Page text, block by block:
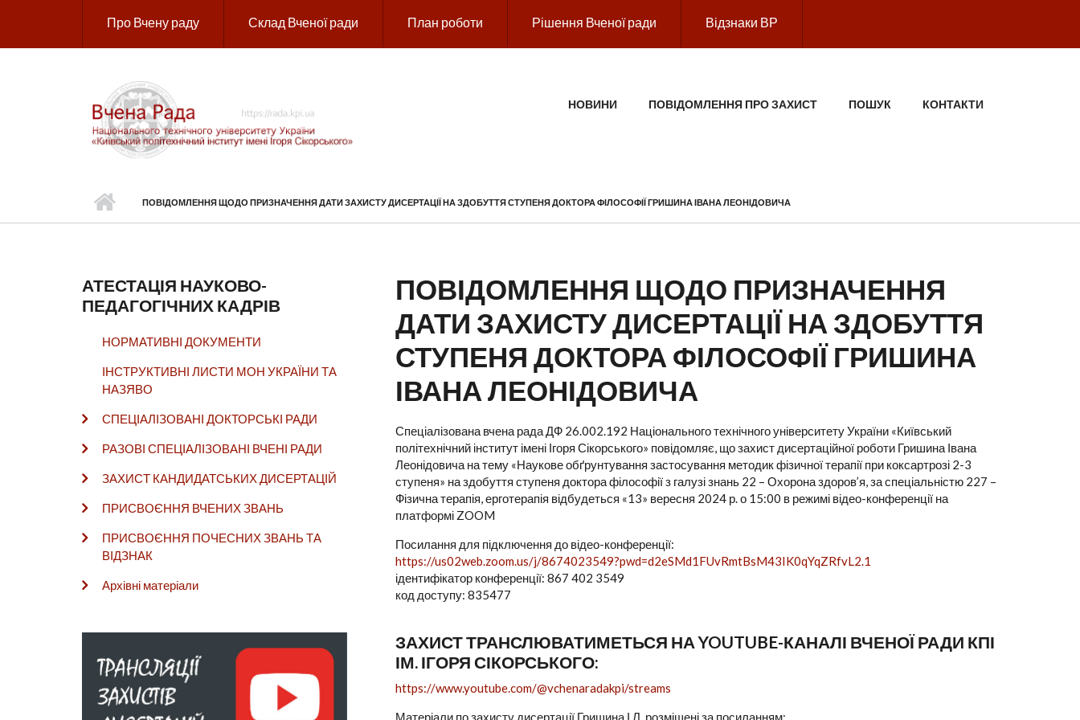
Про Вчену раду Склад Вченої ради План роботи Рішення Вченої ради Відзнаки ВР
ГОЛОВНЕ МЕНЮНОВИНИ ПОВІДОМЛЕННЯ ПРО ЗАХИСТ ПОШУК КОНТАКТИ
ПОВІДОМЛЕННЯ ЩОДО ПРИЗНАЧЕННЯ ДАТИ ЗАХИСТУ ДИСЕРТАЦІЇ НА ЗДОБУТТЯ СТУПЕНЯ ДОКТОРА ФІЛОСОФІЇ ГРИШИНА ІВАНА ЛЕОНІДОВИЧА
АТЕСТАЦІЯ НАУКОВО-
ПЕДАГОГІЧНИХ КАДРІВ
НОРМАТИВНІ ДОКУМЕНТИ
ІНСТРУКТИВНІ ЛИСТИ МОН УКРАЇНИ ТА
НАЗЯВО
СПЕЦІАЛІЗОВАНІ ДОКТОРСЬКІ РАДИ
РАЗОВІ СПЕЦІАЛІЗОВАНІ ВЧЕНІ РАДИ
ЗАХИСТ КАНДИДАТСЬКИХ ДИСЕРТАЦІЙ
ПРИСВОЄННЯ ВЧЕНИХ ЗВАНЬ
ПРИСВОЄННЯ ПОЧЕСНИХ ЗВАНЬ ТА
ВІДЗНАК
Архівні матеріали
ПОВІДОМЛЕННЯ ЩОДО ПРИЗНАЧЕННЯ
ДАТИ ЗАХИСТУ ДИСЕРТАЦІЇ НА ЗДОБУТТЯ
СТУПЕНЯ ДОКТОРА ФІЛОСОФІЇ ГРИШИНА
ІВАНА ЛЕОНІДОВИЧА
Спеціалізована вчена рада ДФ 26.002.192 Національного технічного університету України «Київський
політехнічний інститут імені Ігоря Сікорського» повідомляє, що захист дисертаційної роботи Гришина Івана
Леонідовича на тему «Наукове обґрунтування застосування методик фізичної терапії при коксартрозі 2-3
ступеня» на здобуття ступеня доктора філософії з галузі знань 22 – Охорона здоров’я, за спеціальністю 227 –
Фізична терапія, ерготерапія відбудеться «13» вересня 2024 р. о 15:00 в режимі відео-конференції на
платформі ZOOM
Посилання для підключення до відео-конференції:
https://us02web.zoom.us/j/8674023549?pwd=d2eSMd1FUvRmtBsM43IK0qYqZRfvL2.1
ідентифікатор конференції: 867 402 3549
код доступу: 835477
ЗАХИСТ ТРАНСЛЮВАТИМЕТЬСЯ НА YOUTUBE-КАНАЛІ ВЧЕНОЇ РАДИ КПІ
ІМ. ІГОРЯ СІКОРСЬКОГО:
https://www.youtube.com/@vchenaradakpi/streams
Матеріали по захисту дисертації Гришина І.Л. розміщені за посиланням: